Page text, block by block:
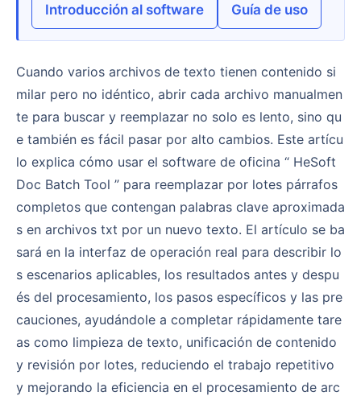
Introducción al software Guía de uso
Cuando varios archivos de texto tienen contenido si
milar pero no idéntico, abrir cada archivo manualmen
te para buscar y reemplazar no solo es lento, sino qu
e también es fácil pasar por alto cambios. Este artícu
lo explica cómo usar el software de oficina “ HeSoft
Doc Batch Tool ” para reemplazar por lotes párrafos
completos que contengan palabras clave aproximada
s en archivos txt por un nuevo texto. El artículo se ba
sará en la interfaz de operación real para describir lo
s escenarios aplicables, los resultados antes y despu
és del procesamiento, los pasos específicos y las pre
cauciones, ayudándole a completar rápidamente tare
as como limpieza de texto, unificación de contenido
y revisión por lotes, reduciendo el trabajo repetitivo
y mejorando la eficiencia en el procesamiento de arc